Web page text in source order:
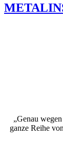
„Genau
ganze Reihe